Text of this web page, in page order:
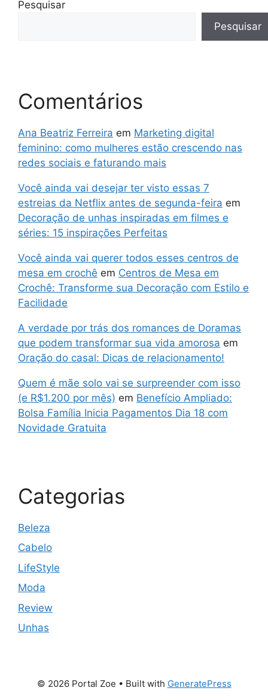
Pesquisar
Pesquisar
Comentários
Ana Beatriz Ferreira em Marketing digital
feminino: como mulheres estão crescendo nas
redes sociais e faturando mais
Você ainda vai desejar ter visto essas 7
estreias da Netflix antes de segunda-feira em
Decoração de unhas inspiradas em filmes e
séries: 15 inspirações Perfeitas
Você ainda vai querer todos esses centros de
mesa em crochê em Centros de Mesa em
Crochê: Transforme sua Decoração com Estilo e
Facilidade
A verdade por trás dos romances de Doramas
que podem transformar sua vida amorosa em
Oração do casal: Dicas de relacionamento!
Quem é mãe solo vai se surpreender com isso
(e R$1.200 por mês) em Benefício Ampliado:
Bolsa Família Inicia Pagamentos Dia 18 com
Novidade Gratuita
Categorias
Beleza
Cabelo
LifeStyle
Moda
Review
Unhas
© 2026 Portal Zoe • Built with GeneratePress